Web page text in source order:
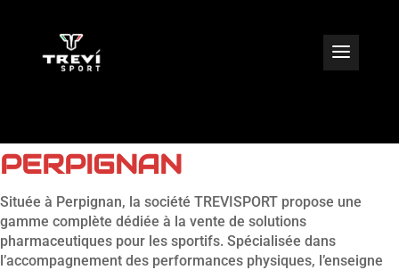
PERPIGNAN
Située à Perpignan, la société TREVISPORT propose une
gamme complète dédiée à la vente de solutions
pharmaceutiques pour les sportifs. Spécialisée dans
l’accompagnement des performances physiques, l’enseigne